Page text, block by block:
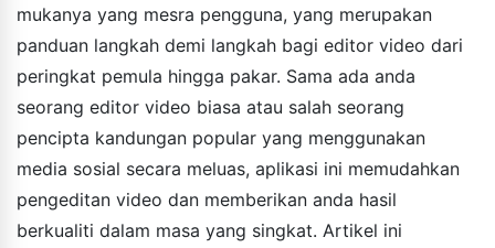
mukanya yang mesra pengguna, yang merupakan
panduan langkah demi langkah bagi editor video dari
peringkat pemula hingga pakar. Sama ada anda
seorang editor video biasa atau salah seorang
pencipta kandungan popular yang menggunakan
media sosial secara meluas, aplikasi ini memudahkan
pengeditan video dan memberikan anda hasil
berkualiti dalam masa yang singkat. Artikel ini